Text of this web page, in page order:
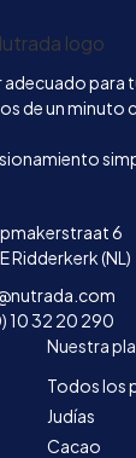
para
de un minuto
6
Ridderkerk (NL)
10 32 20 290
Nuestra
Todos los
Judías
Cacao